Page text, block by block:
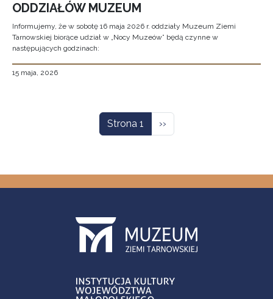
ODDZIAŁÓW MUZEUM
Informujemy, że w sobotę 16 maja 2026 r. oddziały Muzeum Ziemi
Tarnowskiej biorące udział w „Nocy Muzeów” będą czynne w
następujących godzinach:
15 maja, 2026
Strona 1 Następna strona
››